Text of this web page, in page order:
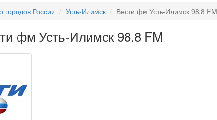
городов России Усть-Илимск Вести фм Усть-Илимск 98.8 FM
фм Усть-Илимск 98.8 FM